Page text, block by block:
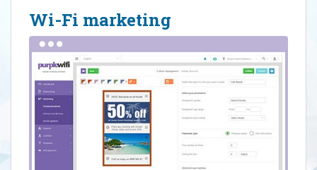
Wi-Fi marketing